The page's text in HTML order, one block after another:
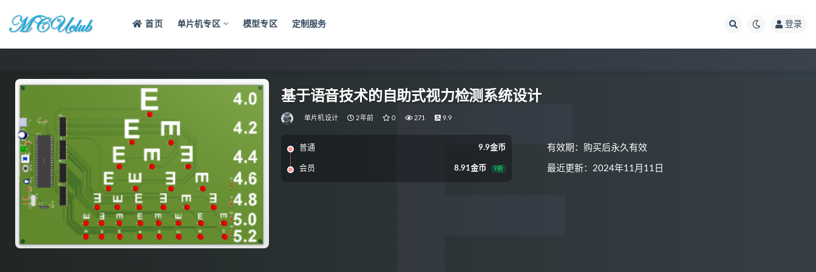
首页 单片机专区 模型专区 定制服务 登录
基于语音技术的自助式视力检测系统设计
单片机设计 2年前 0 271 9.9
普通 9.9金币
会员 8.91金币 9折
有效期：购买后永久有效
最近更新：2024年11月11日